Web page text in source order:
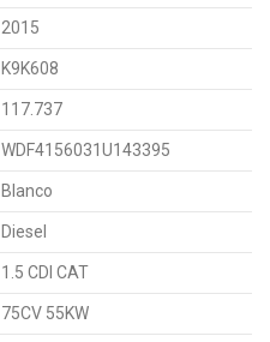
2015
K9K608
117.737
WDF4156031U143395
Blanco
Diesel
1.5 CDI CAT
75CV 55KW